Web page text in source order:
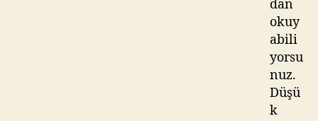
dan
okuy
abili
yorsu
nuz.
Düşü
k